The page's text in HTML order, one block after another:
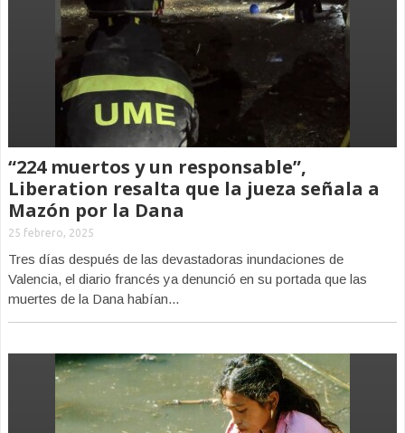
“224 muertos y un responsable”,
Liberation resalta que la jueza señala a
Mazón por la Dana
25 febrero, 2025
Tres días después de las devastadoras inundaciones de
Valencia, el diario francés ya denunció en su portada que las
muertes de la Dana habían...